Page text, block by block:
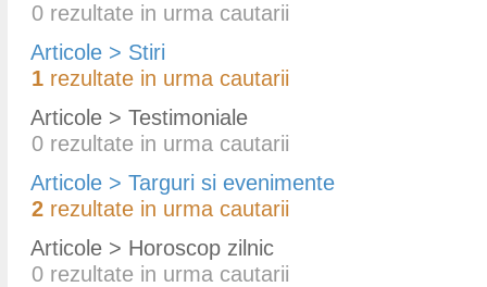
0 rezultate in urma cautarii
Articole > Stiri
1 rezultate in urma cautarii
Articole > Testimoniale
0 rezultate in urma cautarii
Articole > Targuri si evenimente
2 rezultate in urma cautarii
Articole > Horoscop zilnic
0 rezultate in urma cautarii